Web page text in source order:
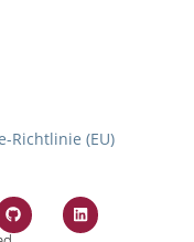
Richtlinie (EU)